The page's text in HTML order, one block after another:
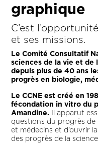
graphique
C’est
et ses missions.
Le Comité Consultatif
sciences de la vie et de
depuis plus de 40 ans
progrès en biologie,
Le CCNE est créé en
fécondation in vitro du
Amandine. Il apparut
questions du progrès de
et médecins et d’ouvrir
des progrès de la